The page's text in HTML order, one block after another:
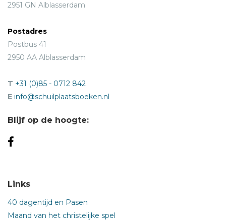
2951 GN Alblasserdam
Postadres
Postbus 41
2950 AA Alblasserdam
T +31 (0)85 - 0712 842
E info@schuilplaatsboeken.nl
Blijf op de hoogte:
Links
40 dagentijd en Pasen
Maand van het christelijke spel